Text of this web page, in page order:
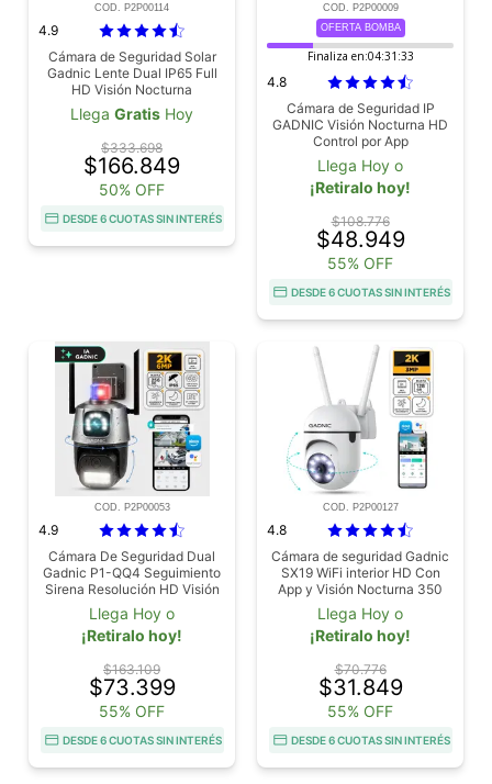
COD. P2P00114
4.9
Cámara de Seguridad Solar
Gadnic Lente Dual IP65 Full
HD Visión Nocturna
Llega Gratis Hoy
$333.698
$166.849
50% OFF
DESDE 6 CUOTAS SIN INTERÉS
COD. P2P00009
OFERTA BOMBA
Finaliza en:04:31:31
4.8
Cámara de Seguridad IP
GADNIC Visión Nocturna HD
Control por App
Llega Hoy o
¡Retiralo hoy!
$108.776
$48.949
55% OFF
DESDE 6 CUOTAS SIN INTERÉS
COD. P2P00053
4.9
Cámara De Seguridad Dual
Gadnic P1-QQ4 Seguimiento
Sirena Resolución HD Visión
Nocturna App Móvil
Llega Hoy o
¡Retiralo hoy!
$163.109
$73.399
55% OFF
DESDE 6 CUOTAS SIN INTERÉS
COD. P2P00127
4.8
Cámara de seguridad Gadnic
SX19 WiFi interior HD Con
App y Visión Nocturna 350
grados Audio Bidireccional
Llega Hoy o
¡Retiralo hoy!
$70.776
$31.849
55% OFF
DESDE 6 CUOTAS SIN INTERÉS